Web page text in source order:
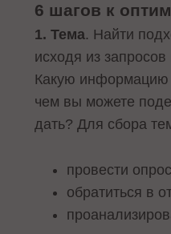
6 шагов к
1. Тема. Найти
исходя из
Какую информацию
чем вы можете
дать? Для сбора
провести
обратиться в